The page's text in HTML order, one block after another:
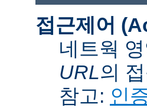
접근제어
네트웍
URL의
참고: 인